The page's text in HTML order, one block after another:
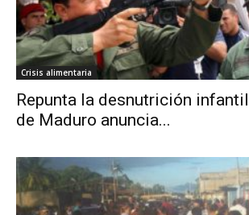
Crisis alimentaria
Repunta la desnutrición
de Maduro anuncia...